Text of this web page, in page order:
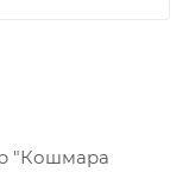
"Кошмара